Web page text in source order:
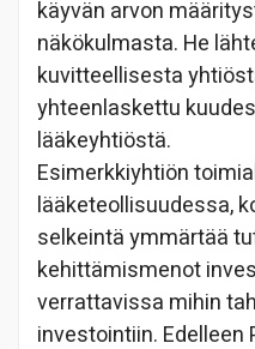
käyvän arvon
näkökulmasta. He
kuvitteellisesta
yhteenlaskettu
lääkeyhtiöstä.
Esimerkkiyhtiön
lääketeollisuudessa,
selkeintä ymmärtää
kehittämismenot
verrattavissa mihin
investointiin. Edelleen